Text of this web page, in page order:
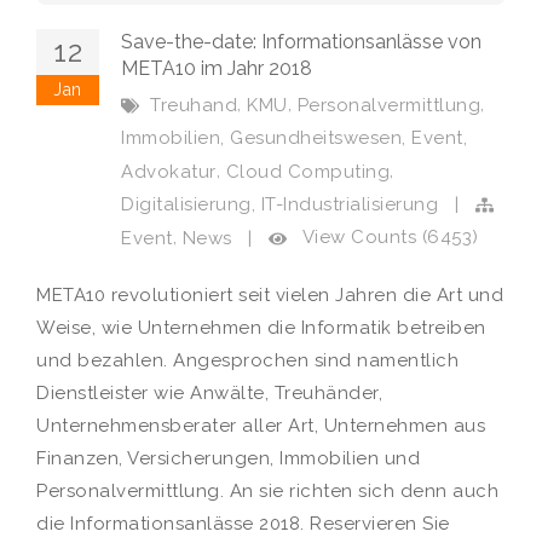
12
Jan
Save-the-date: Informationsanlässe von
META10 im Jahr 2018
Treuhand, KMU, Personalvermittlung,
Immobilien Gesundheitswesen Event
Advokatur, Cloud Computing,
Digitalisierung, IT-Industrialisierung
Event, News | View Counts (6453)
META10 revolutioniert seit vielen Jahren die Art und
Weise, wie Unternehmen die Informatik betreiben
und bezahlen. Angesprochen sind namentlich
Dienstleister wie Anwälte, Treuhänder,
Unternehmensberater aller Art, Unternehmen aus
Finanzen, Versicherungen, Immobilien und
Personalvermittlung. An sie richten sich denn auch
die Informationsanlässe 2018. Reservieren Sie